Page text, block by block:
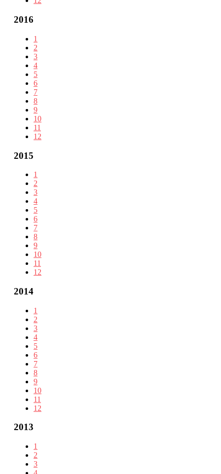
2016
1
2
3
4
5
6
7
8
9
10
11
12
2015
1
2
3
4
5
6
7
8
9
10
11
12
2014
1
2
3
4
5
6
7
8
9
10
11
12
2013
1
2
3